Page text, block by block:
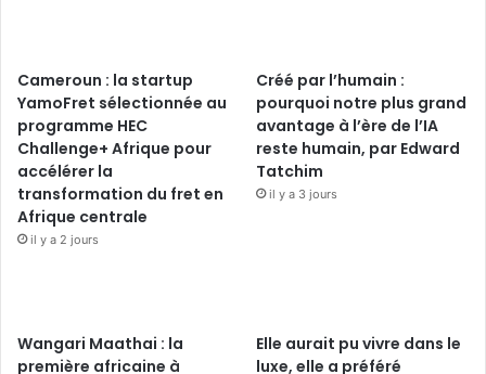
Cameroun : la startup
YamoFret sélectionnée au
programme HEC
Challenge+ Afrique pour
accélérer la
transformation du fret en
Afrique centrale
il y a 2 jours
Créé par l’humain :
pourquoi notre plus grand
avantage à l’ère de l’IA
reste humain, par Edward
Tatchim
il y a 3 jours
Wangari Maathai : la
première africaine à
Elle aurait pu vivre dans le
luxe, elle a préféré